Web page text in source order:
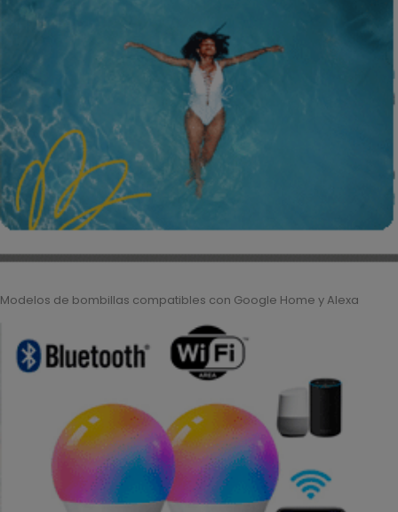
Modelos de bombillas compatibles con Google Home y Alexa